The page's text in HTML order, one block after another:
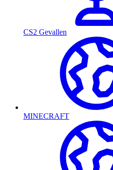
CS2 Gevallen
MINECRAFT